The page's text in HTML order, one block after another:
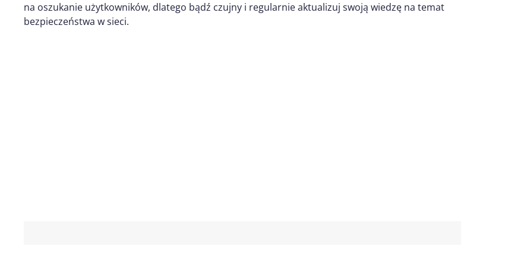
na oszukanie użytkowników, dlatego bądź czujny i regularnie aktualizuj swoją wiedzę na temat
bezpieczeństwa w sieci.